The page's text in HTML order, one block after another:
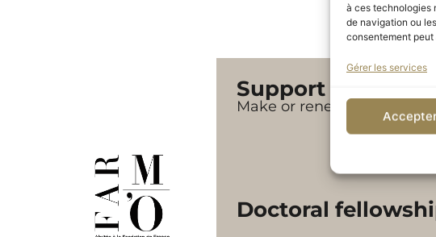
à ces technologies
de navigation ou
consentement
Gérer les services
Support FARMO
Make or renew your
Doctoral